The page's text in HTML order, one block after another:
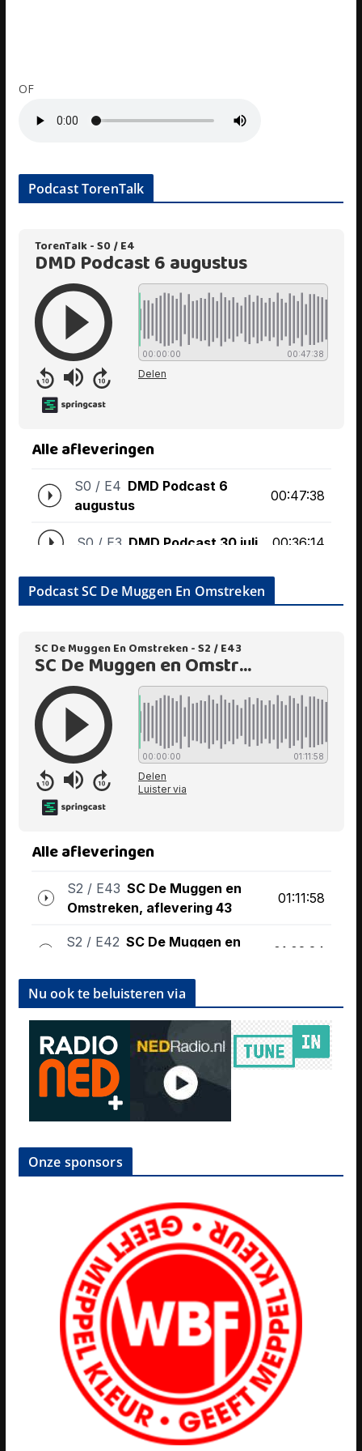
OF
Podcast TorenTalk
Podcast SC De Muggen En Omstreken
Nu ook te beluisteren via
Onze sponsors